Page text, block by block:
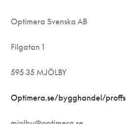
Optimera Svenska AB
Filgatan 1
595 35 MJÖLBY
Optimera.se/bygghandel/proffs